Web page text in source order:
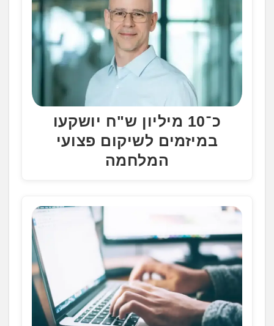
כ־10 מיליון ש"ח יושקעו
במיזמים לשיקום פצועי
המלחמה